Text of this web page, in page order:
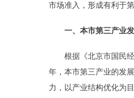
DEUTSCH
ITALIANO
市场准入，形成有利于
一、本市第三产业发
根据《北京市国民经
年，本市第三产业的发
力，以产业结构优化为